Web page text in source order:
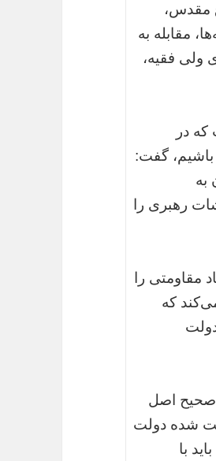
مقدس،
مقابله به
ولی فقیه،
که در
گفت:
به
رهبری را
مقاومتی را
که
صحیح اصل
شده دولت
با